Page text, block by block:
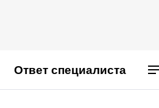
Ответ специалиста